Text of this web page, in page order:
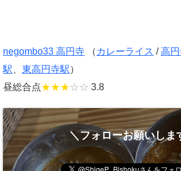
negombo33 高円寺 （ カレーライス /高
駅
東高円寺駅）
昼総合点★★★☆☆ 3.8
＼フォローお願いしま